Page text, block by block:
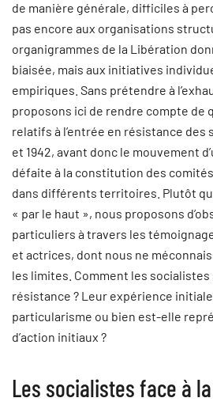
de manière générale, difficiles à
pas encore aux organisations
organigrammes de la Libération
biaisée, mais aux initiatives
empiriques. Sans prétendre à
proposons ici de rendre compte de
relatifs à l’entrée en résistance des
et 1942, avant donc le mouvement
défaite à la constitution des
dans différents territoires. Plutôt
« par le haut », nous proposons
particuliers à travers les
et actrices, dont nous ne
les limites. Comment les
résistance ? Leur expérience
particularisme ou bien est-elle
d’action initiaux ?
Les socialistes face à